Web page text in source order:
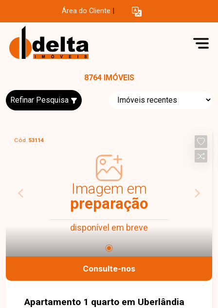
Área do Cliente
8764 IMÓVEIS
Refinar Pesquisa
Cód. 53114
Imagem em
preparação
disponível em breve
Consulte-nos
Apartamento 1 quarto em Uberlândia